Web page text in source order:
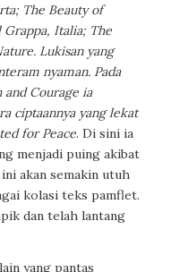
The Beauty of
Grappa, Italia; The
Lukisan yang
nyaman. Pada
and Courage ia
ciptaannya yang lekat
for Peace. Di sini ia
menjadi puing akibat
akan semakin utuh
kolasi teks pamflet.
dan telah lantang
yang pantas